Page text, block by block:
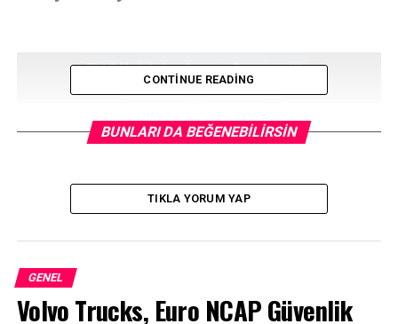
Tofaş’ta geliştirilen ve Fiat Egea, Doblò, Fiorino ve
Ducato modellerinde sunulan ülkemizdeki ilk
CONTINUE READING
BUNLARI DA BEĞENEBILIRSIN
TIKLA YORUM YAP
GENEL
Volvo Trucks, Euro NCAP Güvenlik